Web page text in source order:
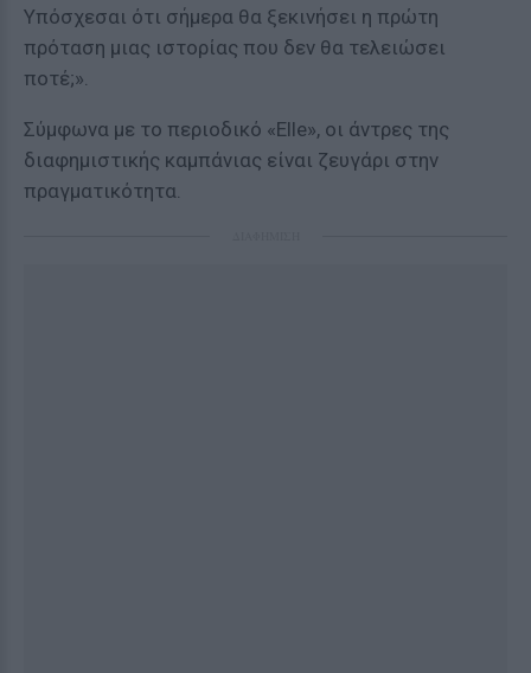
Υπόσχεσαι ότι σήμερα θα ξεκινήσει η πρώτη
πρόταση μιας ιστορίας που δεν θα τελειώσει
ποτέ;».
Σύμφωνα με το περιοδικό «Elle», οι άντρες της
διαφημιστικής καμπάνιας είναι ζευγάρι στην
πραγματικότητα.